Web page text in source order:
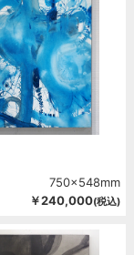
750x548mm
￥240,000(税込)